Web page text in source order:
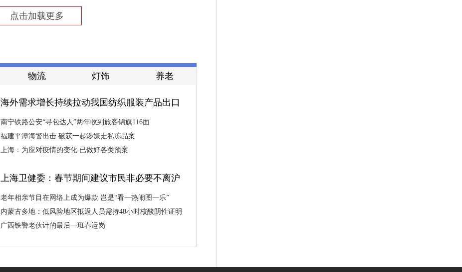
点击加载更多
物流 灯饰 养老
海外需求增长持续拉动我国纺织服装产品出口
南宁铁路公安“寻包达人”两年收到旅客锦旗116面
福建平潭海警出击 破获一起涉嫌走私冻品案
上海：为应对疫情的变化 已做好各类预案
上海卫健委：春节期间建议市民非必要不离沪
老年相亲节目在网络上成为爆款 岂是“看一热闹图一乐”
内蒙古多地：低风险地区抵返人员需持48小时核酸阴性证明
广西铁警老伙计的最后一班春运岗